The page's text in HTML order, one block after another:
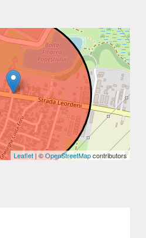
Leaflet | ©OpenStreetMapcontributors